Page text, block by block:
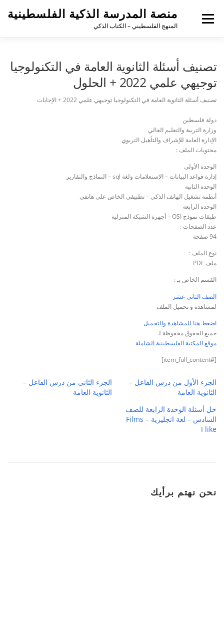
منصة المدرسة الذكية الفلسطينية
المنهج الفلسطيني – الكتاب الذكي
القائمة
تصنيف أسئلة الثانوية العامة في التكنولوجيا
توجيهي علمي 2022 + الحلول
تصنيف أسئلة الثانوية العامة في التكنولوجيا توجيهي علمي 2022 + الإجابات
دولة فلسطين
وزارة التربية والتعليم العالي
الإدارة العامة للإشراف والتأهيل التربوي
محتويات الملف :
الوحدة الأولى
إدارة قواعد البيانات – الاستعلامات ولغة sql – النماذج والتقارير
الوحدة الثانية
أنظمة تشغيل الهاتف الذكي – تطبيقي الخاص على هاتفي
الوحدة الرابعة
طبقات نموذج OSI – أجهزة الشبكة المنزلية
عدد الصفحات :
94 صفحة
نوع الملف :
ملف PDF
القسم الخاص بـ :
الصف الثاني عشر
لمشاهدة و تحميل الملف
اضغط هنا للمشاهدة والتحميل
جميع الحقوق محفوظة لـ
موقع المكتبة الفلسطينية الشاملة
[#item_full_content]
الجزء الأول من درس الفاعل –
الثانوية العامة
الجزء الثاني من درس الفاعل –
الثانوية العامة
حل أسئلة الوحدة الرابعة للصف
السادس – لغة انجليزية – Films
I like
نحن نهتم برأيك